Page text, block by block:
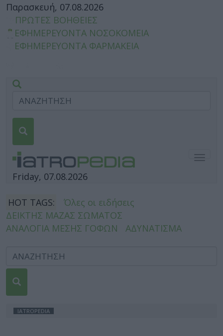
Παρασκευή, 07.08.2026
ΠΡΩΤΕΣ ΒΟΗΘΕΙΕΣ
ΕΦΗΜΕΡΕΥΟΝΤΑ ΝΟΣΟΚΟΜΕΙΑ
ΕΦΗΜΕΡΕΥΟΝΤΑ ΦΑΡΜΑΚΕΙΑ
Friday, 07.08.2026
HOT TAGS:
Όλες οι ειδήσεις
ΔΕΙΚΤΗΣ ΜΑΖΑΣ ΣΩΜΑΤΟΣ
ΑΝΑΛΟΓΙΑ ΜΕΣΗΣ ΓΟΦΩΝ
ΑΔΥΝΑΤΙΣΜΑ
IATROPEDIA